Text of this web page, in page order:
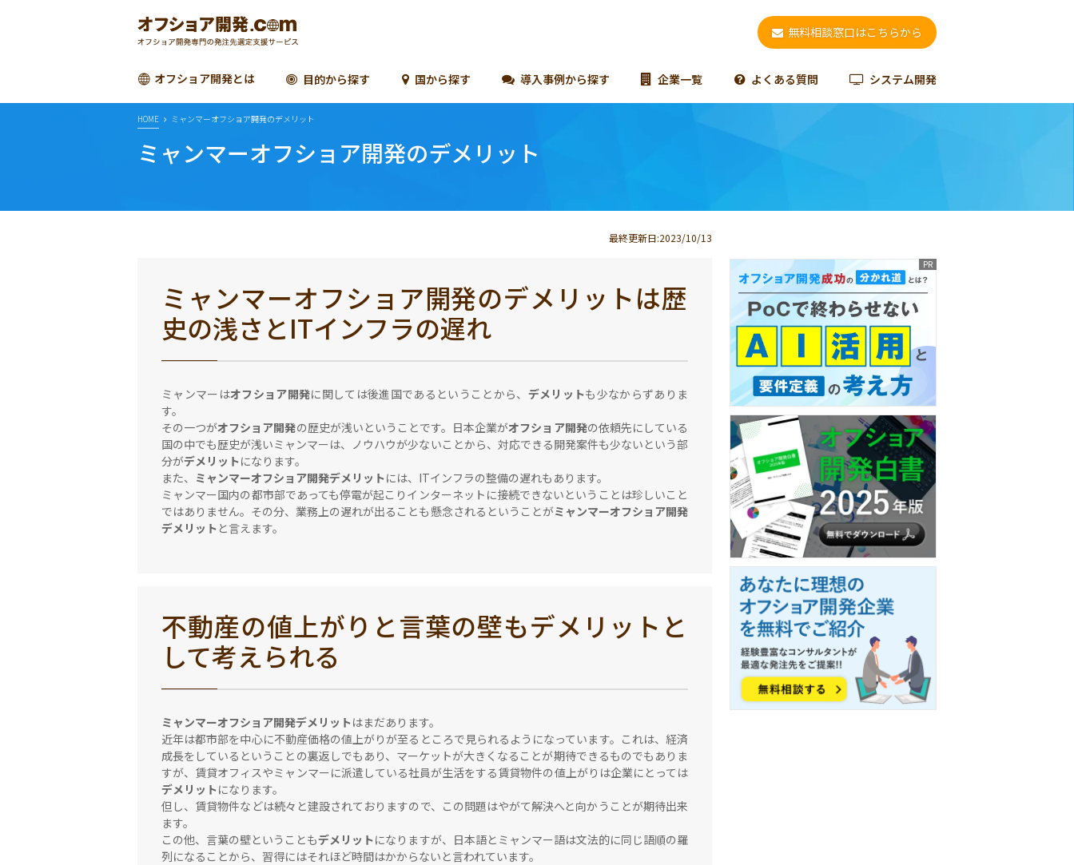
無料相談窓口はこちらから
オフショア開発とは 目的から探す 国から探す 導入事例から探す 企業一覧 よくある質問 システム開発
HOME ミャンマーオフショア開発のデメリット
ミャンマーオフショア開発のデメリット
最終更新日:2023/10/13
ミャンマーオフショア開発のデメリットは歴
史の浅さとITインフラの遅れ
ミャンマーはオフショア開発に関しては後進国であるということから、 デメリットも少なからずありま
す。
その一つがオフショア開発の歴史が浅いということです。日本企業がオフショア開発の依頼先にしている
国の中でも歴史が浅いミャンマーは、ノウハウが少ないことから、対応できる開発案件も少ないという部
分がデメリットになります。
また、 ミャンマーオフショア開発デメリットには、ITインフラの整備の遅れもあります。
ミャンマー国内の都市部であっても停電が起こりインターネットに接続できないということは珍しいこと
ではありません。その分、業務上の遅れが出ることも懸念されるということがミャンマーオフショア開発
デメリット と言えます。
不動産の値上がりと言葉の壁もデメリットと
して考えられる
ミャンマーオフショア開発デメリットはまだあります。
近年は都市部を中心に不動産価格の値上がりが至るところで見られるようになっています。これは、経済
成長をしているということの裏返しでもあり、マーケットが大きくなることが期待できるものでもありま
すが、賃貸オフィスやミャンマーに派遣している社員が生活をする賃貸物件の値上がりは企業にとっては
デメリットになります。
但し、賃貸物件などは続々と建設されておりますので、この問題はやがて解決へと向かうことが期待出来
ます。
この他、言葉の壁ということもデメリットになりますが、日本語とミャンマー語は文法的に同じ語順の羅
列になることから、習得にはそれほど時間はかからないと言われています。